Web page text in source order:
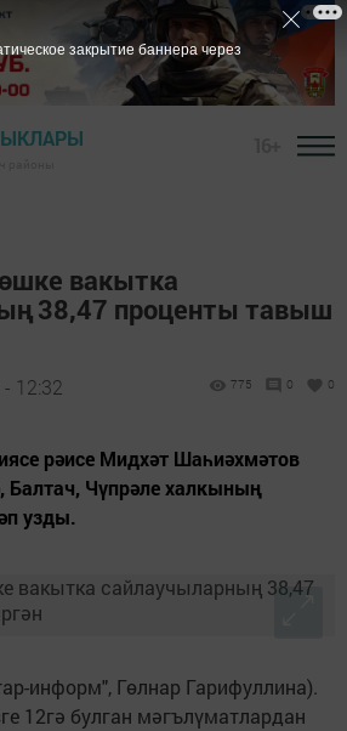
вакытка
38,47 проценты тавыш
12:32 775 0 0
рәисе Мидхәт Шаһиәхмәтов
Балтач, Чүпрәле халкының
узды.
информ", Гөлнар Гарифуллина).
12гә булган мәгълүматлардан
закрытие баннера через